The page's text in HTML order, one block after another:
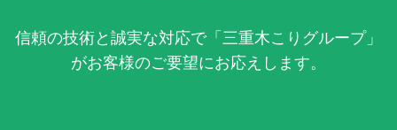
信頼の技術と誠実な対応で「三重木こりグループ」
がお客様のご要望にお応えします。